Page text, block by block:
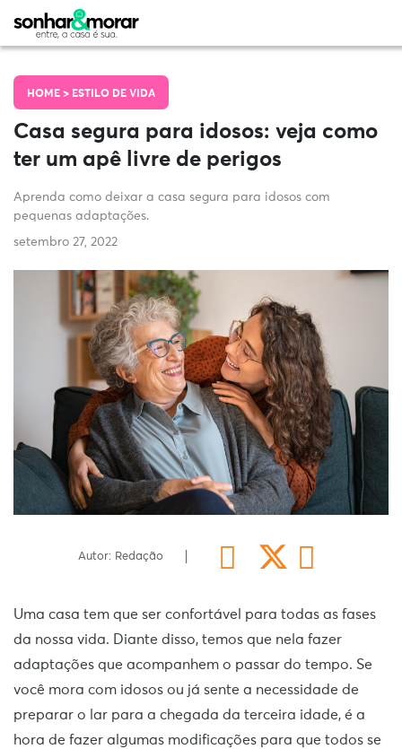
HOME > ESTILO DE VIDA
Casa segura para idosos: veja como
ter um apê livre de perigos
Aprenda como deixar a casa segura para idosos com
pequenas adaptações.
setembro 27, 2022
Autor: Redação
Uma casa tem que ser confortável para todas as fases
da nossa vida. Diante disso, temos que nela fazer
adaptações que acompanhem o passar do tempo. Se
você mora com idosos ou já sente a necessidade de
preparar o lar para a chegada da terceira idade, é a
hora de fazer algumas modificações para que todos se